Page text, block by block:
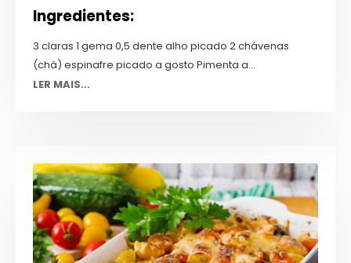
Ingredientes:
3 claras 1 gema 0,5 dente alho picado 2 chávenas
(chá) espinafre picado a gosto Pimenta a...
LER MAIS...